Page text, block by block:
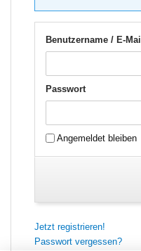
Benutzername / E-Mail
Passwort
Angemeldet bleiben
Jetzt registrieren!
Passwort vergessen?